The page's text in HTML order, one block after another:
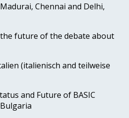
Chennai and Delhi,
the future of the debate about
(italienisch and teilweise
and Future of BASIC